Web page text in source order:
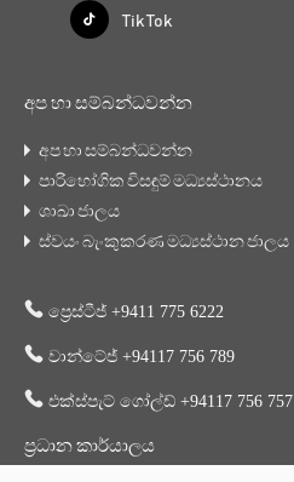
Tik Tok
අප හා සම්බන්ධවන්න
අප හා සම්බන්ධවන්න
පාරිභෝගික විසඳුම් මධ්‍යස්ථානය
ශාඛා ජාලය
ස්වයං බැංකුකරණ මධ්‍යස්ථාන ජාලය
ප්‍රෙස්ටීජ් +9411 775 6222
වාන්ටේජ් +94117 756 789
එක්ස්පැට් ගෝල්ඩ් +94117 756 757
ප්‍රධාන කාර්යාලය